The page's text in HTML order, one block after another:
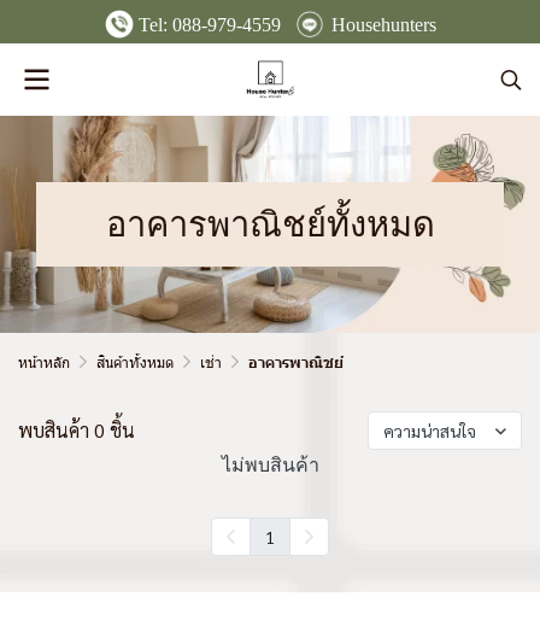
Tel: 088-979-4559 Househunters
อาคารพาณิชย์ทั้งหมด
หน้าหลัก สินค้าทั้งหมด เช่า อาคารพาณิชย์
พบสินค้า 0 ชิ้น ความน่าสนใจ
ไม่พบสินค้า
1